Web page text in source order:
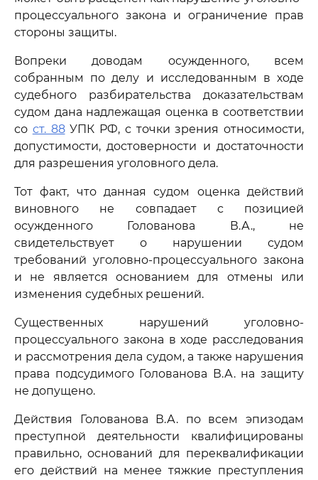
процессуального закона и ограничение прав
стороны защиты.
Вопреки доводам осужденного, всем
собранным по делу и исследованным в ходе
судебного разбирательства доказательствам
судом дана надлежащая оценка в соответствии
со ст. 88УПК РФ, с точки зрения относимости,
допустимости, достоверности и достаточности
для разрешения уголовного дела.
Тот факт, что данная судом оценка действий
виновного не совпадает с позицией
осужденного Голованова В.А., не
свидетельствует о нарушении судом
требований уголовно-процессуального закона
и не является основанием для отмены или
изменения судебных решений.
Существенных нарушений уголовно-
процессуального закона в ходе расследования
и рассмотрения дела судом, а также нарушения
права подсудимого Голованова В.А. на защиту
не допущено.
Действия Голованова В.А. по всем эпизодам
преступной деятельности квалифицированы
правильно, оснований для переквалификации
его действий на менее тяжкие преступления